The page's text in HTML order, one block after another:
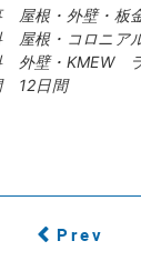
屋根・外壁・板
根・コロニアル
外壁・KMEW ラ
12日間
Prev